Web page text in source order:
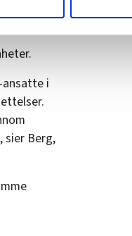
annonser og
ansatte i
sier Berg,